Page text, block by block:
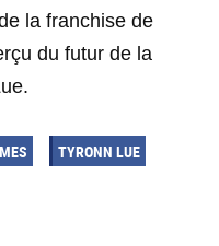
la franchise de
du futur de la
TYRONN LUE